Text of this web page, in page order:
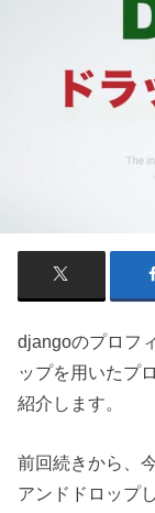
djangoのプロフ
ップを用いたプ
紹介します。
前回続きから、
アンドドロップ